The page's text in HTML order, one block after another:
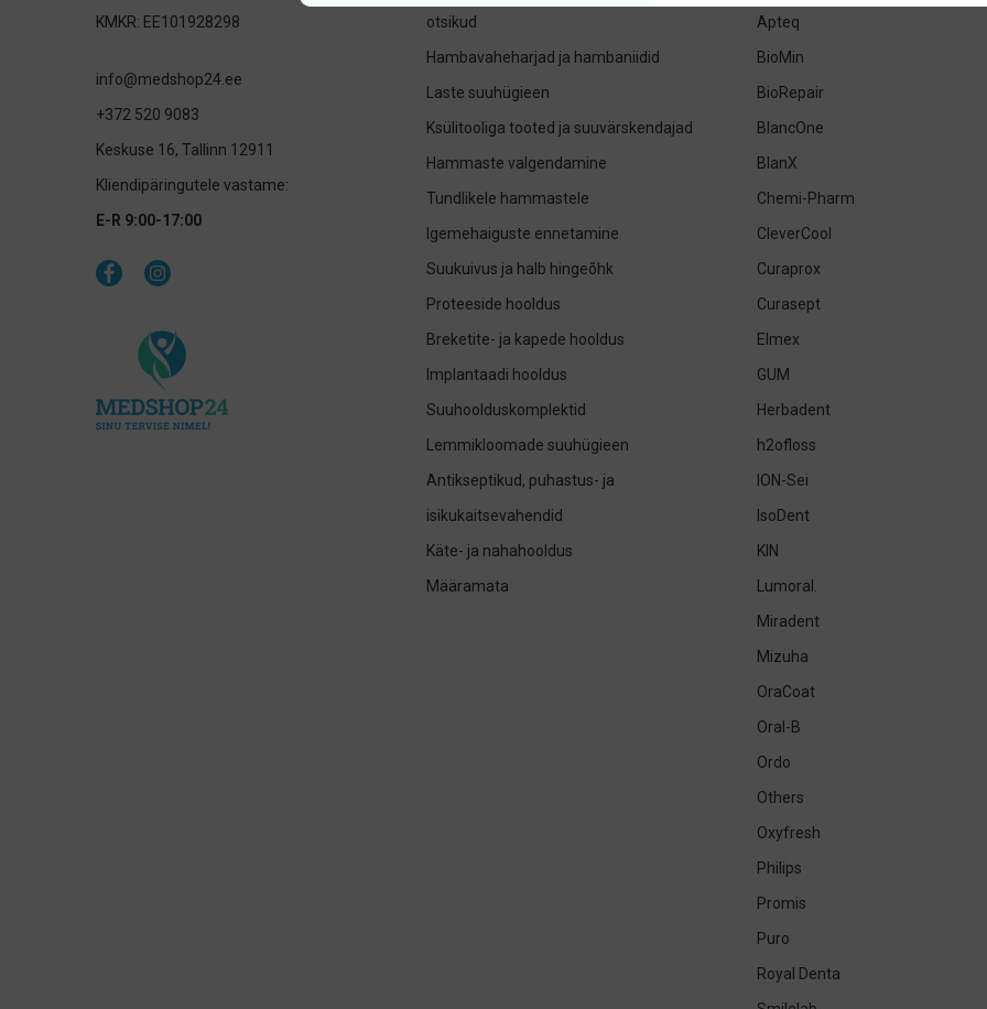
KMKR: EE101928298
info@medshop24.ee
+372 520 9083
Keskuse 16, Tallinn 12911
Kliendipäringutele vastame:
E-R 9:00-17:00
otsikud
Hambavaheharjad ja hambaniidid
Laste suuhügieen
Ksülitooliga tooted ja suuvärskendajad
Hammaste valgendamine
Tundlikele hammastele
Igemehaiguste ennetamine
Suukuivus ja halb hingeõhk
Proteeside hooldus
Breketite- ja kapede hooldus
Implantaadi hooldus
Suuhoolduskomplektid
Lemmikloomade suuhügieen
Antikseptikud, puhastus- ja
isikukaitsevahendid
Käte- ja nahahooldus
Määramata
Apteq
BioMin
BioRepair
BlancOne
BlanX
Chemi-Pharm
CleverCool
Curaprox
Curasept
Elmex
GUM
Herbadent
h2ofloss
ION-Sei
IsoDent
KIN
Lumoral.
Miradent
Mizuha
OraCoat
Oral-B
Ordo
Others
Oxyfresh
Philips
Promis
Puro
Royal Denta